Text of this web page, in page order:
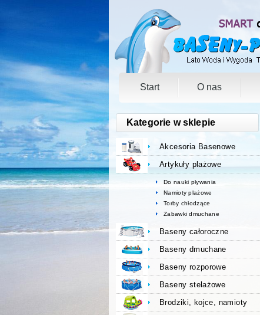
Start O nas
Kategorie w sklepie
Akcesoria Basenowe
Artykuły plażowe
Do nauki pływania
Namioty plażowe
Torby chłodzące
Zabawki dmuchane
Baseny całoroczne
Baseny dmuchane
Baseny rozporowe
Baseny stelażowe
Brodziki, kojce, namioty